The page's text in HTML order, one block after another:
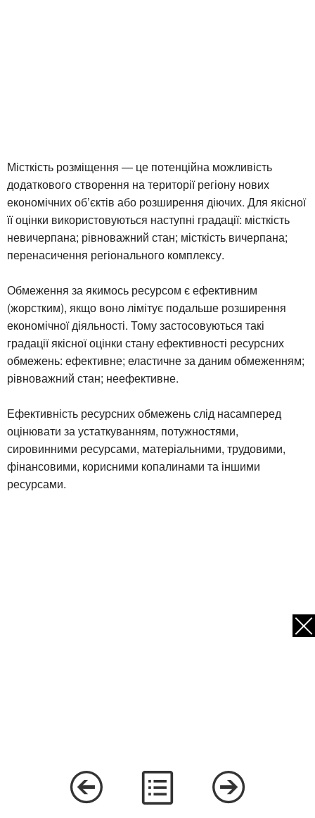
Місткість розміщення — це потенційна можливість
додаткового створення на території регіону нових
економічних об’єктів або розширення діючих. Для якісної
її оцінки використовуються наступні градації: місткість
невичерпана; рівноважний стан; місткість вичерпана;
перенасичення регіонального комплексу.
Обмеження за якимось ресурсом є ефективним
(жорстким), якщо воно лімітує подальше розширення
економічної діяльності. Тому застосовуються такі
градації якісної оцінки стану ефективності ресурсних
обмежень: ефективне; еластичне за даним обмеженням;
рівноважний стан; неефективне.
Ефективність ресурсних обмежень слід насамперед
оцінювати за устаткуванням, потужностями,
сировинними ресурсами, матеріальними, трудовими,
фінансовими, корисними копалинами та іншими
ресурсами.